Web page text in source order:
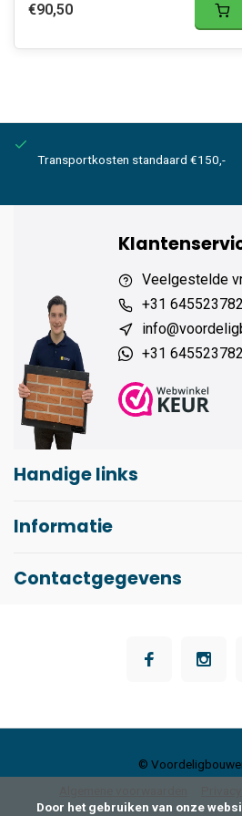
€90,50
Transportkosten standaard €150,-
Veelgestelde
+31 645523782
+31 645523782
Handige links
Informatie
Contactgegevens
©